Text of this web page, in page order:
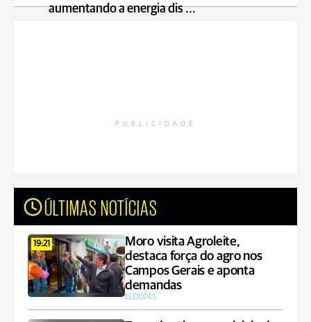
aumentando a energia dis ...
PUBLICIDADE
ÚLTIMAS NOTÍCIAS
19:21
Moro visita Agroleite,
destaca força do agro nos
Campos Gerais e aponta
demandas
ELEIÇÕES